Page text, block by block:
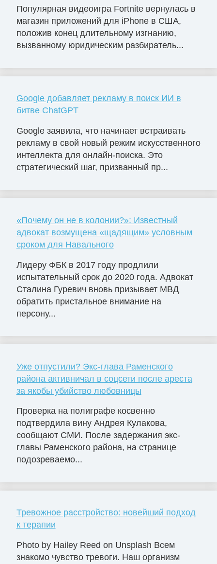
Популярная видеоигра Fortnite вернулась в
магазин приложений для iPhone в США,
положив конец длительному изгнанию,
вызванному юридическим разбиратель...
Google добавляет рекламу в поиск ИИ в
битве ChatGPT
Google заявила, что начинает встраивать
рекламу в свой новый режим искусственного
интеллекта для онлайн-поиска. Это
стратегический шаг, призванный пр...
«Почему он не в колонии?»: Известный
адвокат возмущена «щадящим» условным
сроком для Навального
Лидеру ФБК в 2017 году продлили
испытательный срок до 2020 года. Адвокат
Сталина Гуревич вновь призывает МВД
обратить пристальное внимание на
персону...
Уже отпустили? Экс-глава Раменского
района активничал в соцсети после ареста
за якобы убийство любовницы
Проверка на полиграфе косвенно
подтвердила вину Андрея Кулакова,
сообщают СМИ. После задержания экс-
главы Раменского района, на странице
подозреваемо...
Тревожное расстройство: новейший подход
к терапии
Photo by Hailey Reed on Unsplash Всем
знакомо чувство тревоги. Наш организм